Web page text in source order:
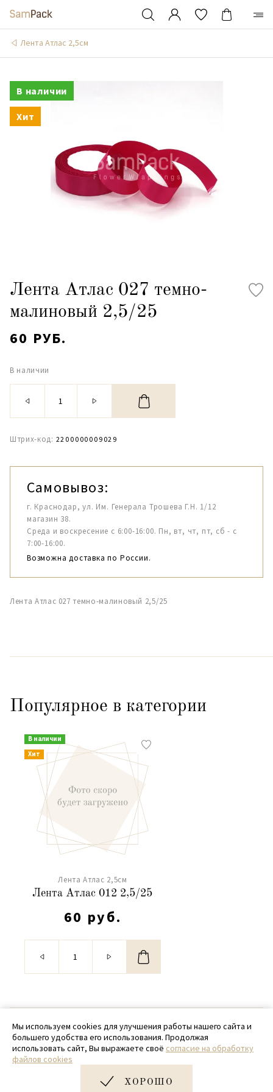
Лента Атлас 2,5см
В наличии
Хит
Лента Атлас 027 темно-
малиновый 2,5/25
60 РУБ.
В наличии
Штрих-код: 2200000009029
Самовывоз:
г. Краснодар, ул. Им. Генерала Трошева Г.Н. 1/12
магазин 38.
Среда и воскресение с 6:00-16:00. Пн, вт, чт, пт, сб - с
7:00-16:00.
Возможна доставка по России.
Лента Атлас 027 темно-малиновый 2,5/25
Популярное в категории
В наличии
Хит
Лента Атлас 2,5см
Лента Атлас 012 2,5/25
60 руб.
© 2020 - 2026 SamPack
+ 7 (918) 699-97-87
zakaz@sampack.store
Дизайн и разработка сайта
Мы используем cookies для улучшения работы нашего сайта и
большего удобства его использования. Продолжая
использовать сайт, Вы выражаете своё согласие на обработку
файлов cookies
ХОРОШО